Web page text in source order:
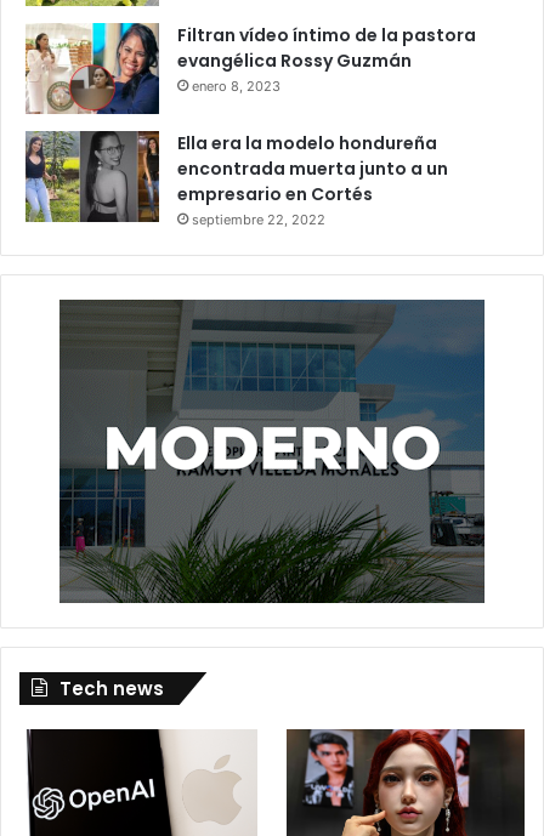
Filtran vídeo íntimo de la pastora
evangélica Rossy Guzmán
enero 8, 2023
Ella era la modelo hondureña
encontrada muerta junto a un
empresario en Cortés
septiembre 22, 2022
Tech news